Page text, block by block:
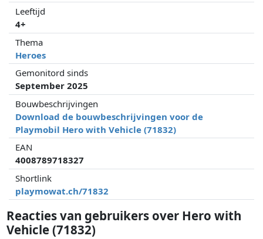
Leeftijd
4+
Thema
Heroes
Gemonitord sinds
September 2025
Bouwbeschrijvingen
Download de bouwbeschrijvingen voor de
Playmobil Hero with Vehicle (71832)
EAN
4008789718327
Shortlink
playmowat.ch/71832
Reacties van gebruikers over Hero with
Vehicle (71832)